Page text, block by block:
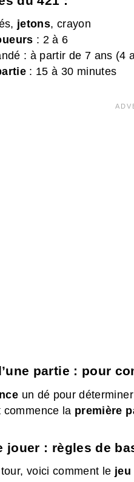
jetons, crayon
: 2 à 6
: à partir de 7 ans (4
: 15 à 30 minutes
partie : pour
un dé pour
commence la première
jouer : règles de
voici comment le jeu